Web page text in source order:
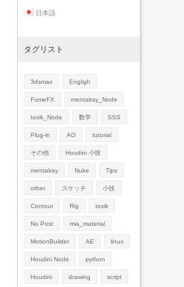
日本語
タグリスト
3dsmax Engligh
FumeFX mentalray_Node
toxik_Node 数学 SSS
Plug-in AO tutorial
その他 Houdini 小技
mentalray Nuke Tips
other スケッチ 小技
Contour Rig toxik
No Post mia_material
MotionBuilder AE linux
Houdini Node python
Houdini drawing script